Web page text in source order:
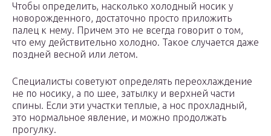
Чтобы определить, насколько холодный носик у
новорожденного, достаточно просто приложить
палец к нему. Причем это не всегда говорит о том,
что ему действительно холодно. Такое случается даже
поздней весной или летом.
Специалисты советуют определять переохлаждение
не по носику, а по шее, затылку и верхней части
спины. Если эти участки теплые, а нос прохладный,
это нормальное явление, и можно продолжать
прогулку.